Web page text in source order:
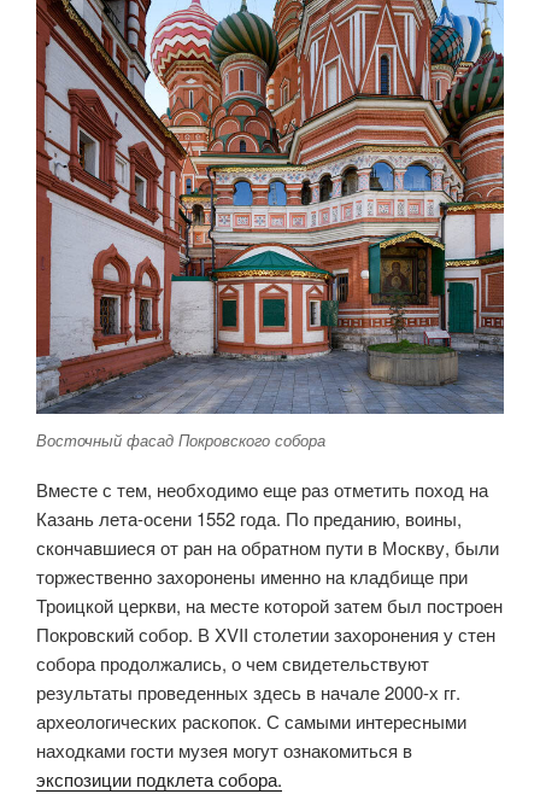
Восточный фасад Покровского собора
Вместе с тем, необходимо еще раз отметить поход на
Казань лета-осени 1552 года. По преданию, воины,
скончавшиеся от ран на обратном пути в Москву, были
торжественно захоронены именно на кладбище при
Троицкой церкви, на месте которой затем был построен
Покровский собор. В XVII столетии захоронения у стен
собора продолжались, о чем свидетельствуют
результаты проведенных здесь в начале 2000-х гг.
археологических раскопок. С самыми интересными
находками гости музея могут ознакомиться в
экспозиции подклета собора.